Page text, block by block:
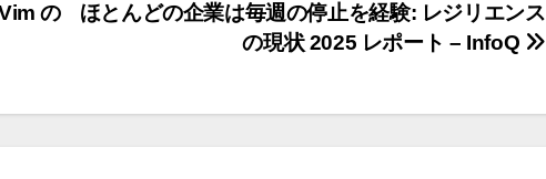
ほとんどの企業は毎週の停止を経験: レジリエンス
の現状 2025 レポート – InfoQ
の